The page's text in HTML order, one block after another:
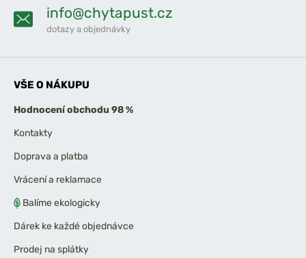
info@chytapust.cz
dotazy a objednávky
VŠE O NÁKUPU
Hodnocení obchodu 98 %
Kontakty
Doprava a platba
Vrácení a reklamace
Balíme ekologicky
Dárek ke každé objednávce
Prodej na splátky